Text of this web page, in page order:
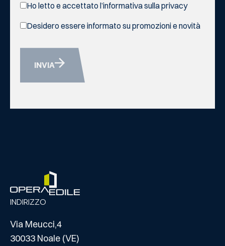
Ho letto e accettato l’informativa sulla privacy
Desidero essere informato su promozioni e novità
INVIA
INDIRIZZO
Via Meucci,4
30033 Noale (VE)